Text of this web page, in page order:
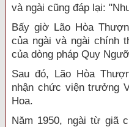
và ngài cũng đáp lại:
Bấy giờ Lão Hòa
của ngài và ngài chính
của dòng pháp Quy
Sau đó, Lão Hòa
nhận chức viện trưởng
Hoa.
Năm 1950, ngài từ giã